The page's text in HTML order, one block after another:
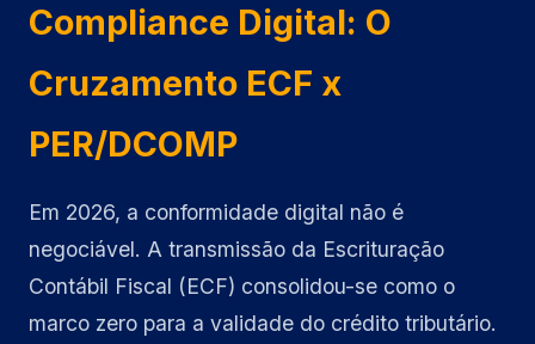
Compliance Digital: O
Cruzamento ECF x
PER/DCOMP
Em 2026, a conformidade digital não é
negociável. A transmissão da Escrituração
Contábil Fiscal (ECF) consolidou-se como o
marco zero para a validade do crédito tributário.